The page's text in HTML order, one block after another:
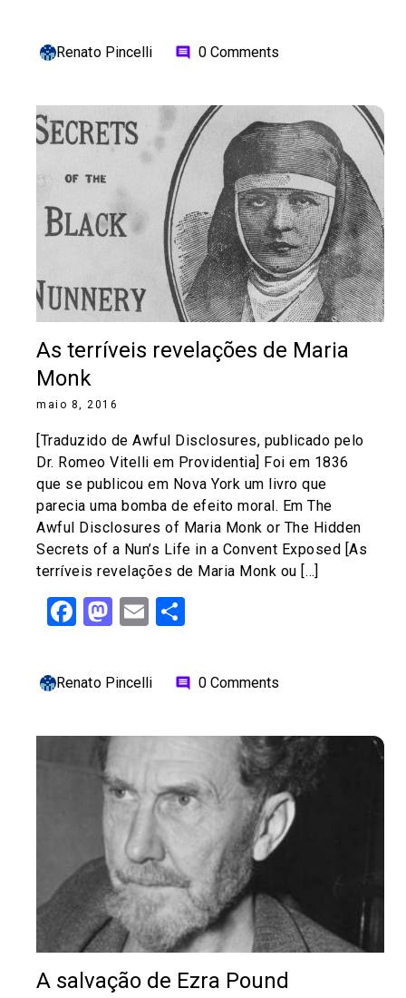
Renato Pincelli comment 0 Comments
As terríveis revelações de Maria
Monk
maio 8, 2016
[Traduzido de Awful Disclosures, publicado pelo
Dr. Romeo Vitelli em Providentia] Foi em 1836
que se publicou em Nova York um livro que
parecia uma bomba de efeito moral. Em The
Awful Disclosures of Maria Monk or The Hidden
Secrets of a Nun’s Life in a Convent Exposed [As
terríveis revelações de Maria Monk ou […]
Facebook
Mastodon
Email
Renato Pincelli comment 0 Comments
A salvação de Ezra Pound